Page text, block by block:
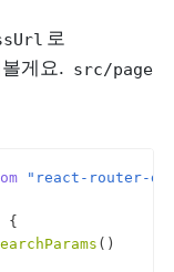
로
게요. src/page
"react-router-
{
( )